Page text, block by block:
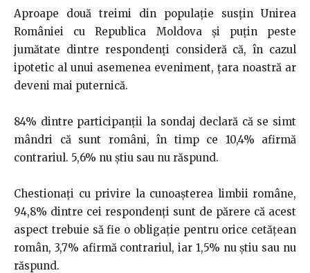
Aproape două treimi din populație susțin Unirea
României cu Republica Moldova și puțin peste
jumătate dintre respondenți consideră că, în cazul
ipotetic al unui asemenea eveniment, țara noastră ar
deveni mai puternică.
84% dintre participanții la sondaj declară că se simt
mândri că sunt români, în timp ce 10,4% afirmă
contrariul. 5,6% nu știu sau nu răspund.
Chestionați cu privire la cunoașterea limbii române,
94,8% dintre cei respondenți sunt de părere că acest
aspect trebuie să fie o obligație pentru orice cetățean
român, 3,7% afirmă contrariul, iar 1,5% nu știu sau nu
răspund.